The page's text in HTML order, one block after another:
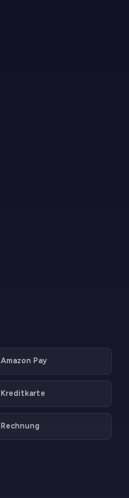
Amazon Pay
Kreditkarte
Rechnung